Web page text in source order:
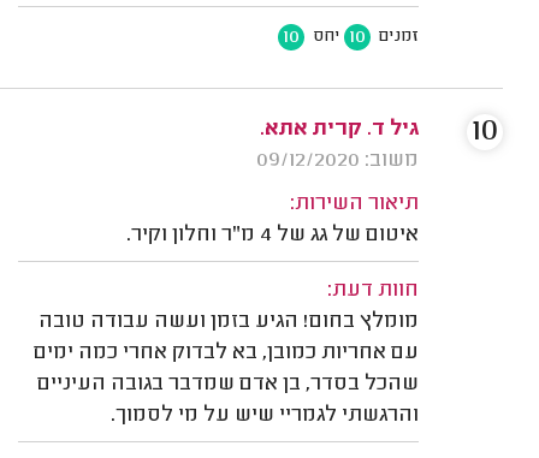
זמנים 10 יחס 10
גיל ד. קרית אתא.
משוב: 09/12/2020
תיאור השירות:
איטום של גג של 4 מ"ר וחלון וקיר.
חוות דעת:
מומלץ בחום! הגיע בזמן ועשה עבודה טובה
עם אחריות כמובן, בא לבדוק אחרי כמה ימים
שהכל בסדר, בן אדם שמדבר בגובה העיניים
והרגשתי לגמריי שיש על מי לסמוך.
10